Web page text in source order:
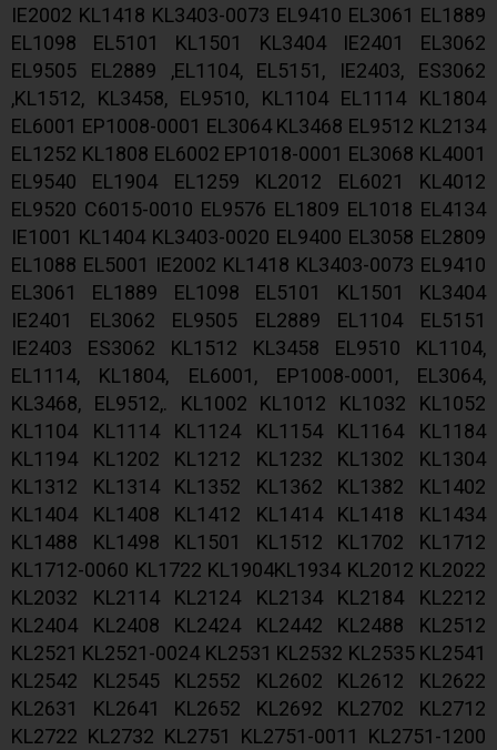
IE2002 KL1418 KL3403-0073 EL9410 EL3061 EL1889
EL1098 EL5101 KL1501 KL3404 IE2401 EL3062
EL9505 EL2889 ,EL1104, EL5151, IE2403, ES3062
,KL1512, KL3458, EL9510, KL1104 EL1114 KL1804
EL6001 EP1008-0001 EL3064 KL3468 EL9512 KL2134
EL1252 KL1808 EL6002 EP1018-0001 EL3068 KL4001
EL9540 EL1904 EL1259 KL2012 EL6021 KL4012
EL9520 C6015-0010 EL9576 EL1809 EL1018 EL4134
IE1001 KL1404 KL3403-0020 EL9400 EL3058 EL2809
EL1088 EL5001 IE2002 KL1418 KL3403-0073 EL9410
EL3061 EL1889 EL1098 EL5101 KL1501 KL3404
IE2401 EL3062 EL9505 EL2889 EL1104 EL5151
IE2403 ES3062 KL1512 KL3458 EL9510 KL1104,
EL1114, KL1804, EL6001, EP1008-0001, EL3064,
KL3468, EL9512,. KL1002 KL1012 KL1032 KL1052
KL1104 KL1114 KL1124 KL1154 KL1164 KL1184
KL1194 KL1202 KL1212 KL1232 KL1302 KL1304
KL1312 KL1314 KL1352 KL1362 KL1382 KL1402
KL1404 KL1408 KL1412 KL1414 KL1418 KL1434
KL1488 KL1498 KL1501 KL1512 KL1702 KL1712
KL1712-0060 KL1722 KL1904KL1934 KL2012 KL2022
KL2032 KL2114 KL2124 KL2134 KL2184 KL2212
KL2404 KL2408 KL2424 KL2442 KL2488 KL2512
KL2521 KL2521-0024 KL2531 KL2532 KL2535 KL2541
KL2542 KL2545 KL2552 KL2602 KL2612 KL2622
KL2631 KL2641 KL2652 KL2692 KL2702 KL2712
KL2722 KL2732 KL2751 KL2751-0011 KL2751-1200